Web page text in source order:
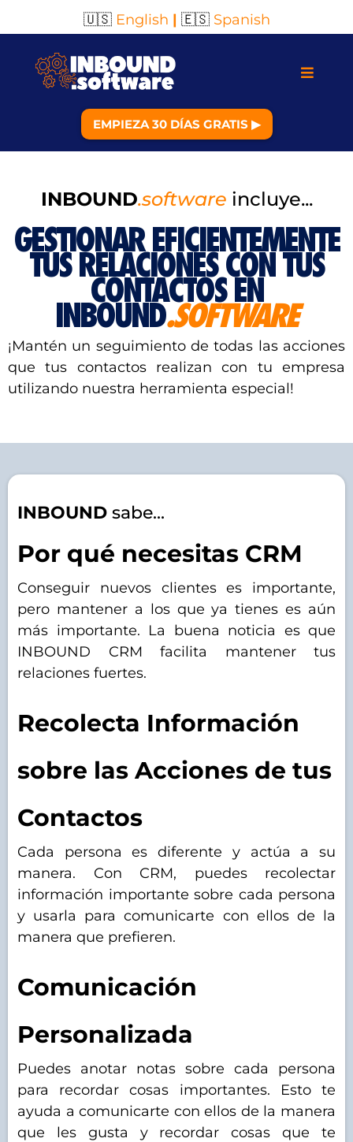
🇺🇸 English | 🇪🇸 Spanish
EMPIEZA 30 DÍAS GRATIS ▶︎
INBOUND.software incluye...
GESTIONAR EFICIENTEMENTE
TUS RELACIONES CON TUS
CONTACTOS EN
INBOUND.SOFTWARE
¡Mantén un seguimiento de todas las acciones
que tus contactos realizan con tu empresa
utilizando nuestra herramienta especial!
INBOUND sabe...
Por qué necesitas CRM
Conseguir nuevos clientes es importante,
pero mantener a los que ya tienes es aún
más importante. La buena noticia es que
INBOUND CRM facilita mantener tus
relaciones fuertes.
Recolecta Información
sobre las Acciones de tus
Contactos
Cada persona es diferente y actúa a su
manera. Con CRM, puedes recolectar
información importante sobre cada persona
y usarla para comunicarte con ellos de la
manera que prefieren.
Comunicación
Personalizada
Puedes anotar notas sobre cada persona
para recordar cosas importantes. Esto te
ayuda a comunicarte con ellos de la manera
que les gusta y recordar cosas que te